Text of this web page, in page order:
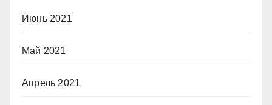
Июнь 2021
Май 2021
Апрель 2021